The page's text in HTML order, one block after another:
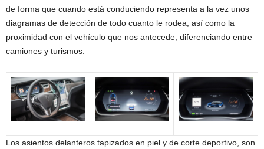
de forma que cuando está conduciendo representa a la vez unos
diagramas de detección de todo cuanto le rodea, así como la
proximidad con el vehículo que nos antecede, diferenciando entre
camiones y turismos.
Los asientos delanteros tapizados en piel y de corte deportivo, son